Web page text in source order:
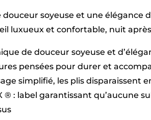
soyeuse et une élégance
luxueux et confortable, nuit
de douceur soyeuse et
pensées pour durer et
simplifié, les plis disparaissent
® : label garantissant